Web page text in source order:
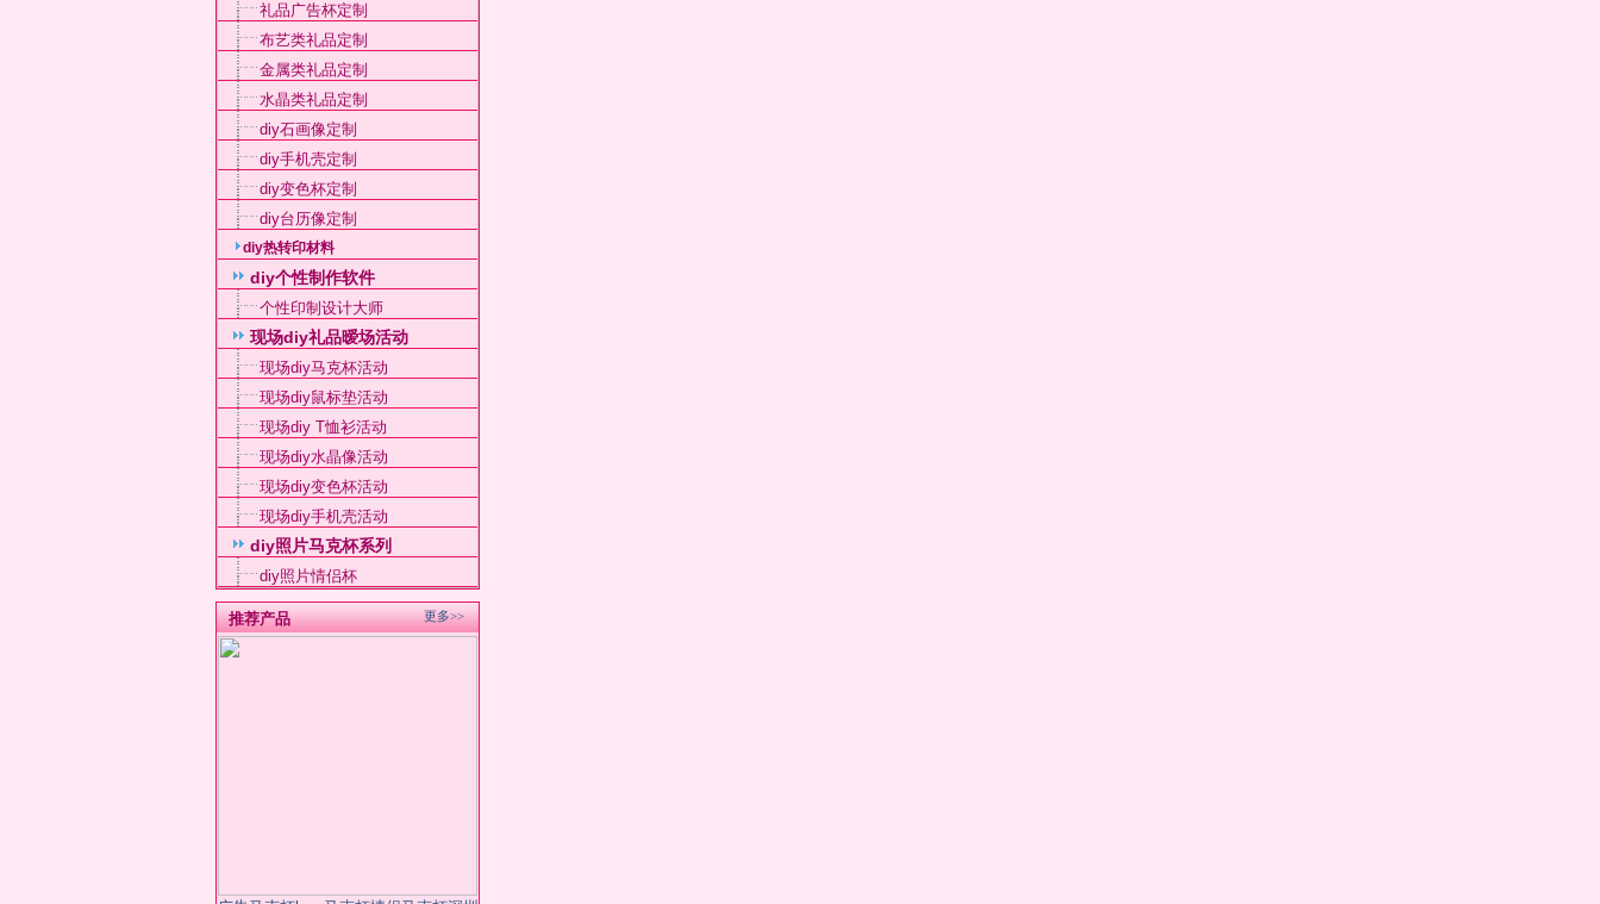
礼品广告杯定制
布艺类礼品定制
金属类礼品定制
水晶类礼品定制
diy石画像定制
diy手机壳定制
diy变色杯定制
diy台历像定制
diy热转印材料
diy个性制作软件
个性印制设计大师
现场diy礼品暧场活动
现场diy马克杯活动
现场diy鼠标垫活动
现场diy T恤衫活动
现场diy水晶像活动
现场diy变色杯活动
现场diy手机壳活动
diy照片马克杯系列
diy照片情侣杯
更多>>
推荐产品